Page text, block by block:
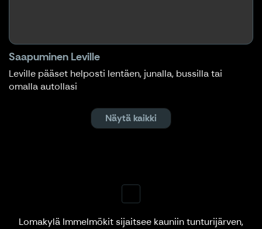
Saapuminen Leville
Leville pääset helposti lentäen, junalla, bussilla tai
omalla autollasi
Näytä kaikki
Lomakylä Immelmökit sijaitsee kauniin tunturijärven,